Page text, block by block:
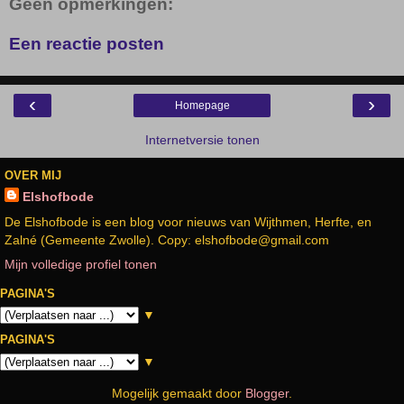
Geen opmerkingen:
Een reactie posten
‹ ›
Homepage
Internetversie tonen
OVER MIJ
Elshofbode
De Elshofbode is een blog voor nieuws van Wijthmen, Herfte, en
Zalné (Gemeente Zwolle). Copy: elshofbode@gmail.com
Mijn volledige profiel tonen
PAGINA'S
▼
PAGINA'S
▼
Mogelijk gemaakt door Blogger.